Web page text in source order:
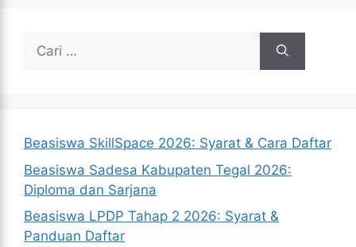
Cari
Beasiswa SkillSpace 2026: Syarat & Cara Daftar
Beasiswa Sadesa Kabupaten Tegal 2026:
Diploma dan Sarjana
Beasiswa LPDP Tahap 2 2026: Syarat &
Panduan Daftar